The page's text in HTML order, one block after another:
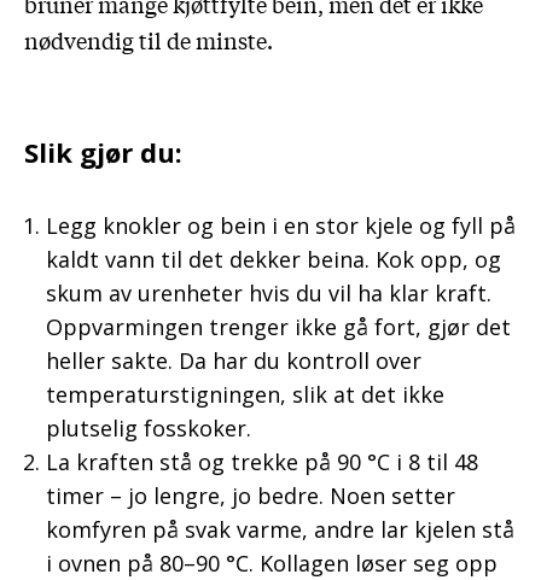
nødvendig til de minste.
Slik gjør du:
Legg knokler og bein i en stor kjele og fyll på
kaldt vann til det dekker beina. Kok opp, og
skum av urenheter hvis du vil ha klar kraft.
Oppvarmingen trenger ikke gå fort, gjør det
heller sakte. Da har du kontroll over
temperaturstigningen, slik at det ikke
plutselig fosskoker.
La kraften stå og trekke på 90 °C i 8 til 48
timer – jo lengre, jo bedre. Noen setter
komfyren på svak varme, andre lar kjelen stå
i ovnen på 80–90 °C. Kollagen løser seg opp